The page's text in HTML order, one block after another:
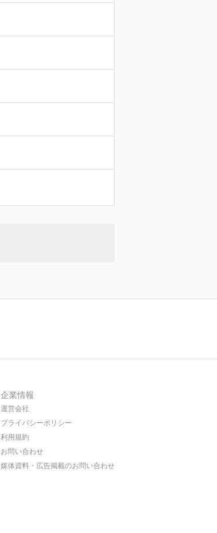
企業情報
運営会社
プライバシーポリシー
利用規約
お問い合わせ
媒体資料・広告掲載のお問い合わせ